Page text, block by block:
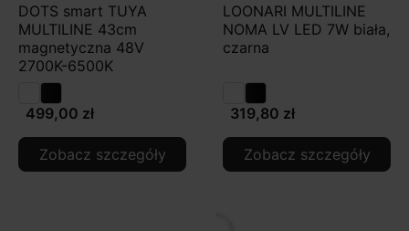
DOTS smart TUYA
MULTILINE 43cm
magnetyczna 48V
2700K-6500K
499,00 zł
Zobacz szczegóły
LOONARI MULTILINE
NOMA LV LED 7W biała,
czarna
319,80 zł
Zobacz szczegóły